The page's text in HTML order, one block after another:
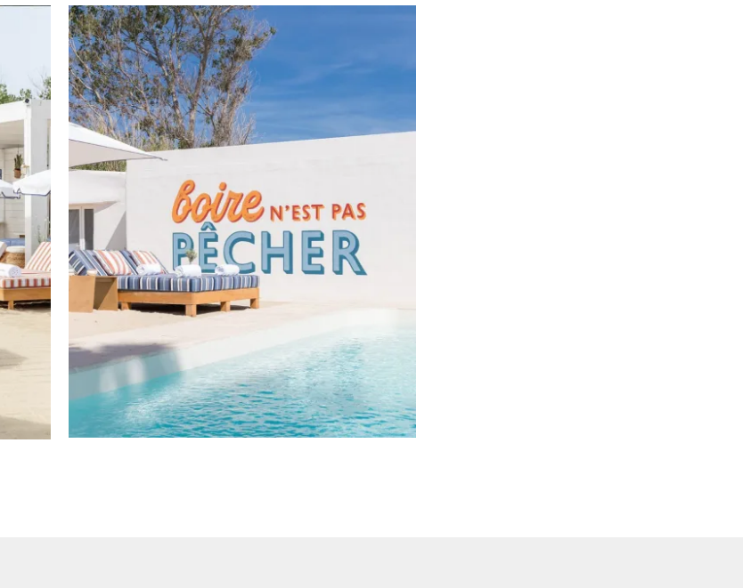
Een idyllische omgeving direct gelegen
aan het beroemde strand van Pampelonne